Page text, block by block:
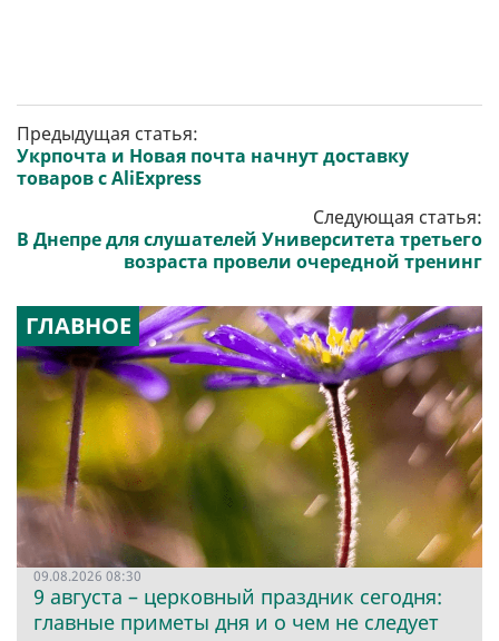
Предыдущая статья:
Укрпочта и Новая почта начнут доставку
товаров с AliExpress
Следующая статья:
В Днепре для слушателей Университета третьего
возраста провели очередной тренинг
ГЛАВНОЕ
09.08.2026 08:30
9 августа – церковный праздник сегодня:
главные приметы дня и о чем не следует